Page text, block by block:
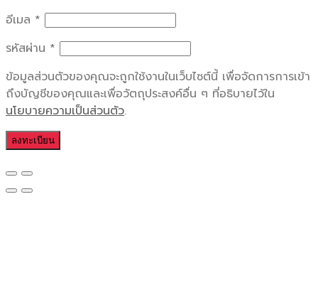
อีเมล *
รหัสผ่าน *
ข้อมูลส่วนตัวของคุณจะถูกใช้งานในเว็บไซต์นี้ เพื่อจัดการการเข้า
ถึงบัญชีของคุณและเพื่อวัตถุประสงค์อื่น ๆ ที่อธิบายไว้ใน
นโยบายความเป็นส่วนตัว.
ลงทะเบียน